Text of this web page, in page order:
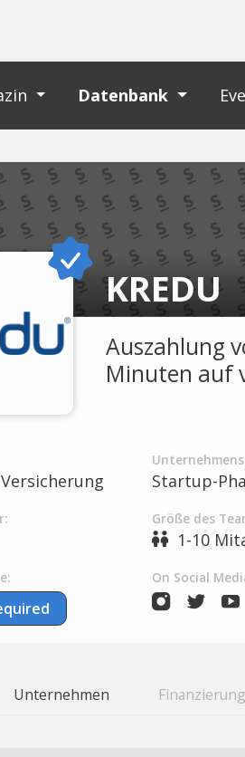
Datenbank
KREDU
Auszahlung
Minuten auf
Startup-
Größe des
1-10
On Social
Unternehmen Finanzierung